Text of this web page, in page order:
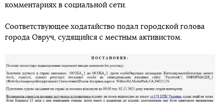
комментариях в социальной сети.
Соответствующее ходатайство подал городской голова
города Овруч, судящийся с местным активистом.